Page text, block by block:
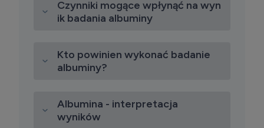
Czynniki mogące wpłynąć na wyn
ik badania albuminy
Kto powinien wykonać badanie
albuminy?
Albumina - interpretacja
wyników